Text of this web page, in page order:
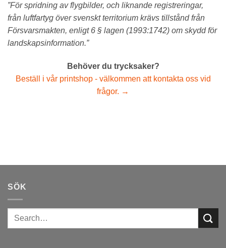
”För spridning av flygbilder, och liknande registreringar,
från luftfartyg över svenskt territorium krävs tillstånd från
Försvarsmakten, enligt 6 § lagen (1993:1742) om skydd för
landskapsinformation.”
Behöver du trycksaker?
Beställ i vår printshop - välkommen att kontakta oss vid
frågor. →
SÖK